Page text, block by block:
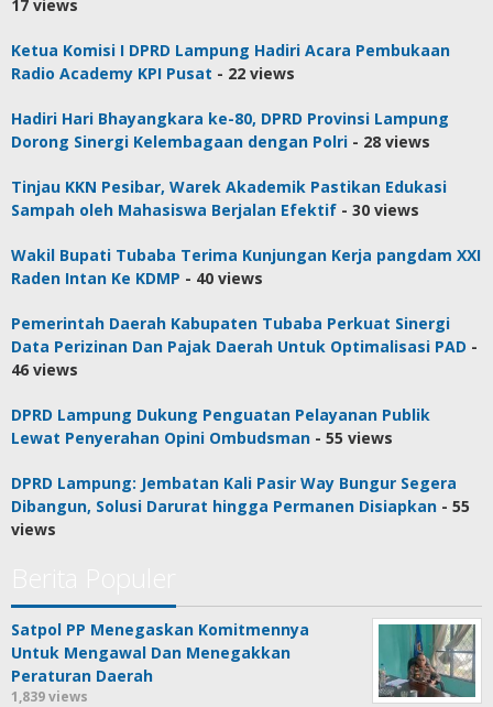
17 views
Ketua Komisi I DPRD Lampung Hadiri Acara Pembukaan
Radio Academy KPI Pusat - 22 views
Hadiri Hari Bhayangkara ke-80, DPRD Provinsi Lampung
Dorong Sinergi Kelembagaan dengan Polri - 28 views
Tinjau KKN Pesibar, Warek Akademik Pastikan Edukasi
Sampah oleh Mahasiswa Berjalan Efektif - 30 views
Wakil Bupati Tubaba Terima Kunjungan Kerja pangdam XXI
Raden Intan Ke KDMP - 40 views
Pemerintah Daerah Kabupaten Tubaba Perkuat Sinergi
Data Perizinan Dan Pajak Daerah Untuk Optimalisasi PAD -
46 views
DPRD Lampung Dukung Penguatan Pelayanan Publik
Lewat Penyerahan Opini Ombudsman - 55 views
DPRD Lampung: Jembatan Kali Pasir Way Bungur Segera
Dibangun, Solusi Darurat hingga Permanen Disiapkan - 55
views
Satpol PP Menegaskan Komitmennya
Untuk Mengawal Dan Menegakkan
Peraturan Daerah
1,839 views